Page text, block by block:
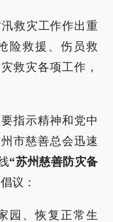
救灾工作作出重
险救援、伤员救
救灾各项工作，
指示精神和党中
市慈善总会迅速
“苏州慈善防灾备
议：
园、恢复正常生